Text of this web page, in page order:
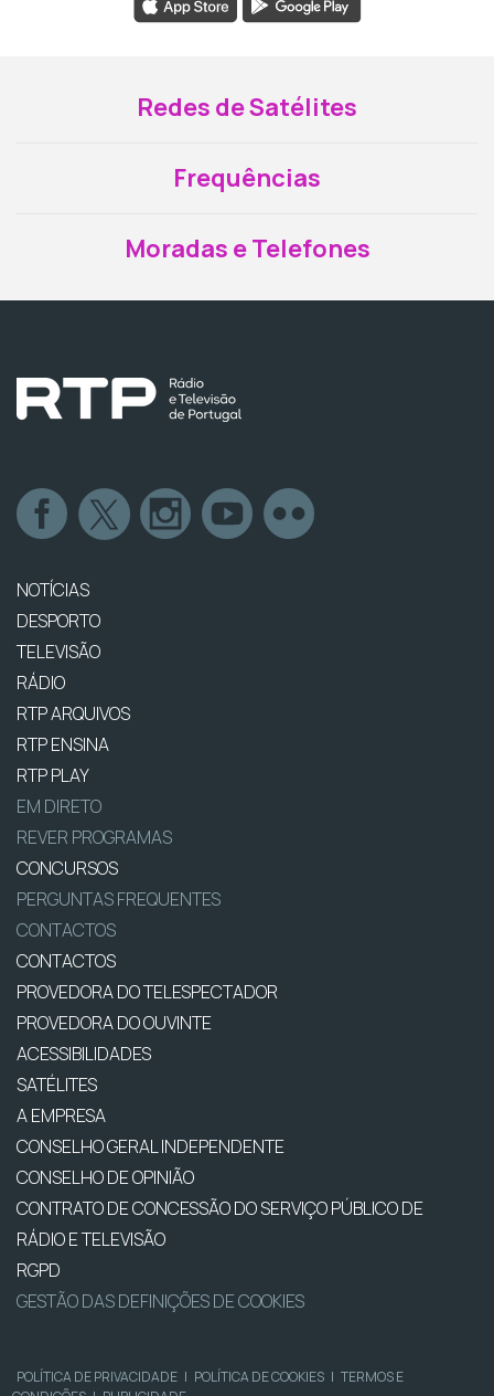
Redes de Satélites
Frequências
Moradas e Telefones
NOTÍCIAS
DESPORTO
TELEVISÃO
RÁDIO
RTP ARQUIVOS
RTP ENSINA
RTP PLAY
EM DIRETO
REVER PROGRAMAS
CONCURSOS
PERGUNTAS FREQUENTES
CONTACTOS
CONTACTOS
PROVEDORA DO TELESPECTADOR
PROVEDORA DO OUVINTE
ACESSIBILIDADES
SATÉLITES
A EMPRESA
CONSELHO GERAL INDEPENDENTE
CONSELHO DE OPINIÃO
CONTRATO DE CONCESSÃO DO SERVIÇO PÚBLICO DE
RÁDIO E TELEVISÃO
RGPD
GESTÃO DAS DEFINIÇÕES DE COOKIES
POLÍTICA DE PRIVACIDADE | POLÍTICA DE COOKIES | TERMOS E